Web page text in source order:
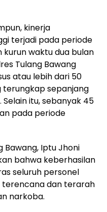
kinerja
terjadi pada periode
kurun waktu dua bulan
Tulang Bawang
atau lebih dari 50
terungkap sepanjang
itu, sebanyak 45
pada periode
Bawang, Iptu Jhoni
bahwa keberhasilan
seluruh personel
dan terarah
narkoba.